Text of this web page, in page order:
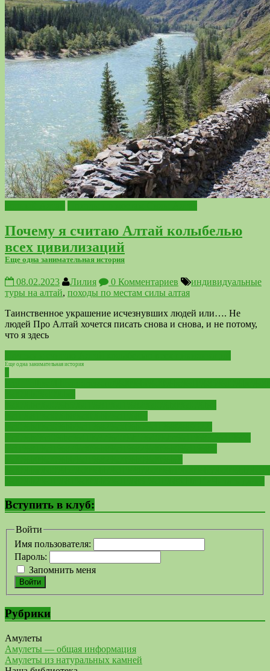
Почему я считаю Алтай колыбелью
всех цивилизаций
Еще одна занимательная история
08.02.2023 Лилия 0 Комментариев
индивидуальные
туры на алтай, походы по местам силы алтая
Таинственное украшение исчезнувших людей или…. Не
людей Про Алтай хочется писать снова и снова, и не потому,
что я здесь
Еще одна занимательная история
Вступить в клуб:
Войти
Имя пользователя:
Пароль:
Запомнить меня
Войти
Рубрики
Амулеты
Амулеты — общая информация
Амулеты из натуральных камней